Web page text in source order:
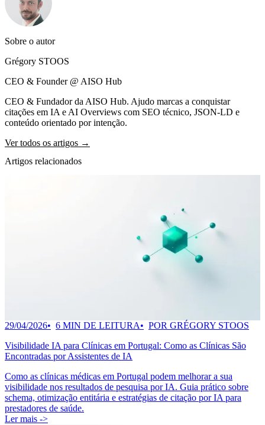
Sobre o autor
Grégory STOOS
CEO & Founder @ AISO Hub
CEO & Fundador da AISO Hub. Ajudo marcas a conquistar
citações em IA e AI Overviews com SEO técnico, JSON-LD e
conteúdo orientado por intenção.
Ver todos os artigos →
Artigos relacionados
29/04/2026 6 MIN DE LEITURA
POR GRÉGORY STOOS
Visibilidade IA para Clínicas em Portugal: Como as Clínicas São
Encontradas por Assistentes de IA
Como as clínicas médicas em Portugal podem melhorar a sua
visibilidade nos resultados de pesquisa por IA. Guia prático sobre
schema, otimização entitária e estratégias de citação por IA para
prestadores de saúde.
Ler mais ->